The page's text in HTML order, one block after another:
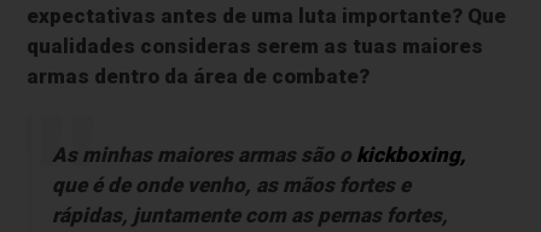
expectativas antes de uma luta importante? Que
qualidades consideras serem as tuas maiores
armas dentro da área de combate?
As minhas maiores armas são o kickboxing,
que é de onde venho, as mãos fortes e
rápidas, juntamente com as pernas fortes,